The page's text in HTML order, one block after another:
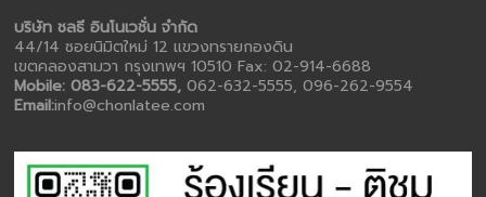
บริษัท ชลธี อินโนเวชั่น จำกัด
44/14 ซอยนิมิตใหม่ 12 แขวงทรายกองดิน
เขตคลองสามวา กรุงเทพฯ 10510 Fax: 02-914-6688
Mobile: 083-622-5555,062-632-5555, 096-262-9554
Email:info@chonlatee.com